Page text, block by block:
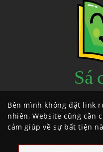
Bên mình không đặt link
nhiên, Website cũng cần
cảm giúp về sự bất tiện